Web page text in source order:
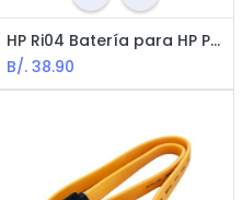
HP Ri04 Batería para HP Probook Series - 14.8V / 2600mAh / 44Wh
B/. 38.90